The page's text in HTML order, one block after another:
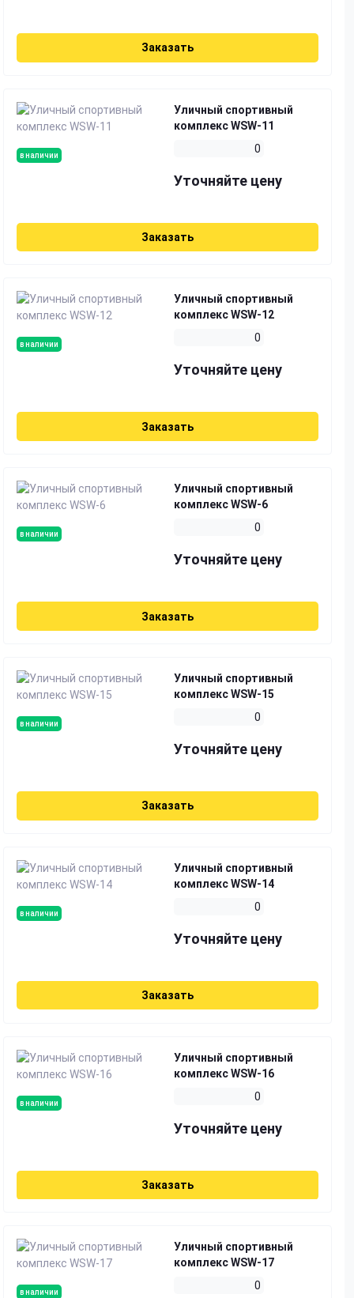
Заказать
в наличии
Уличный спортивный
комплекс WSW-11
0
Уточняйте цену
Заказать
в наличии
Уличный спортивный
комплекс WSW-12
0
Уточняйте цену
Заказать
в наличии
Уличный спортивный
комплекс WSW-6
0
Уточняйте цену
Заказать
в наличии
Уличный спортивный
комплекс WSW-15
0
Уточняйте цену
Заказать
в наличии
Уличный спортивный
комплекс WSW-14
0
Уточняйте цену
Заказать
в наличии
Уличный спортивный
комплекс WSW-16
0
Уточняйте цену
Заказать
в наличии
Уличный спортивный
комплекс WSW-17
0